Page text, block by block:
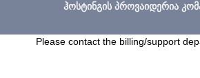
ჰოსტინგის პროვაიდერია
Please contact the billing/support